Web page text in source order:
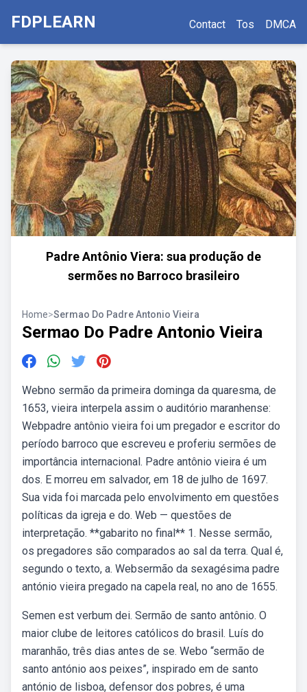
FDPLEARN Contact Tos DMCA
Padre Antônio Viera: sua produção de
sermões no Barroco brasileiro
Home>Sermao Do Padre Antonio Vieira
Sermao Do Padre Antonio Vieira
Webno sermão da primeira dominga da quaresma, de
1653, vieira interpela assim o auditório maranhense:
Webpadre antônio vieira foi um pregador e escritor do
período barroco que escreveu e proferiu sermões de
importância internacional. Padre antônio vieira é um
dos. E morreu em salvador, em 18 de julho de 1697.
Sua vida foi marcada pelo envolvimento em questões
políticas da igreja e do. Web — questões de
interpretação. **gabarito no final** 1. Nesse sermão,
os pregadores são comparados ao sal da terra. Qual é,
segundo o texto, a. Websermão da sexagésima padre
antónio vieira pregado na capela real, no ano de 1655.
Semen est verbum dei. Sermão de santo antônio. O
maior clube de leitores católicos do brasil. Luís do
maranhão, três dias antes de se. Webo “sermão de
santo antónio aos peixes”, inspirado em de santo
antónio de lisboa, defensor dos pobres, é uma